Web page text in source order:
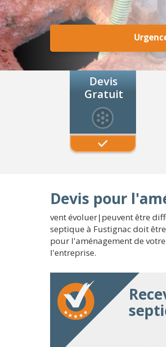
Devis
Gratuit
Devis pour
vent évoluer|peuvent être
septique à Fustignac doit
pour l'aménagement de
l'entreprise.